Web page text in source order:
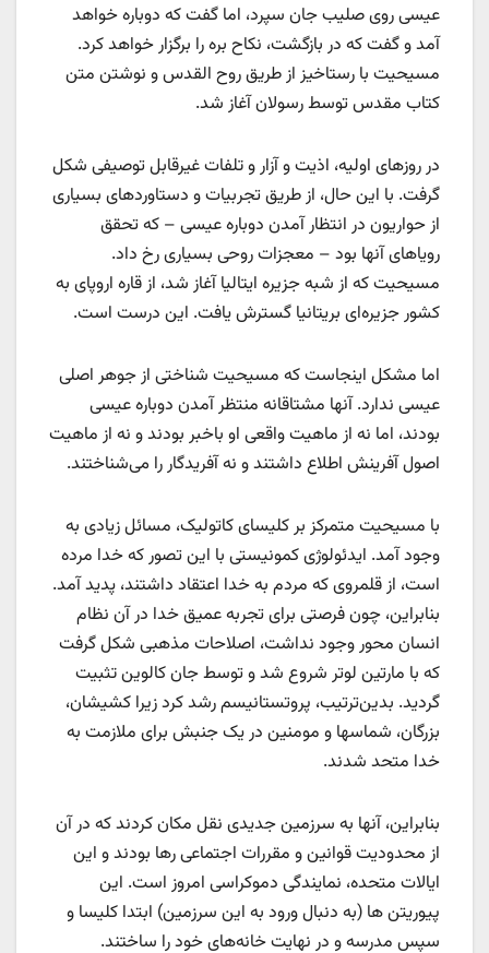
عیسی روی صلیب جان سپرد، اما گفت که دوباره خواهد
آمد و گفت که در بازگشت، نکاح بره را برگزار خواهد کرد.
مسیحیت با رستاخیز از طریق روح القدس و نوشتن متن
کتاب مقدس توسط رسولان آغاز شد.
در روزهای اولیه، اذیت و آزار و تلفات غیرقابل توصیفی شکل
گرفت. با این حال، از طریق تجربیات و دستاوردهای بسیاری
از حواریون در انتظار آمدن دوباره عیسی – که تحقق
رویاهای آنها بود – معجزات روحی بسیاری رخ داد.
مسیحیت که از شبه جزیره ایتالیا آغاز شد، از قاره اروپای به
کشور جزیره‌ای بریتانیا گسترش یافت. این درست است.
اما مشکل اینجاست که مسیحیت شناختی از جوهر اصلی
عیسی ندارد. آنها مشتاقانه منتظر آمدن دوباره عیسی
بودند، اما نه از ماهیت واقعی او باخبر بودند و نه از ماهیت
اصول آفرینش اطلاع داشتند و نه آفریدگار را می‌شناختند.
با مسیحیت متمرکز بر کلیسای کاتولیک، مسائل زیادی به
وجود آمد. ایدئولوژی کمونیستی با این تصور که خدا مرده
است، از قلمروی که مردم به خدا اعتقاد داشتند، پدید آمد.
بنابراین، چون فرصتی برای تجربه عمیق خدا در آن نظام
انسان محور وجود نداشت، اصلاحات مذهبی شکل گرفت
که با مارتین لوتر شروع شد و توسط جان کالوین تثبیت
گردید. بدین‌ترتیب، پروتستانیسم رشد کرد زیرا کشیشان،
بزرگان، شماسها و مومنین در یک جنبش برای ملازمت به
خدا متحد شدند.
بنابراین، آنها به سرزمین جدیدی نقل مکان کردند که در آن
از محدودیت قوانین و مقررات اجتماعی رها بودند و این
ایالات متحده، نمایندگی دموکراسی امروز است. این
پیوریتن ها (به دنبال ورود به این سرزمین) ابتدا کلیسا و
سپس مدرسه و در نهایت خانه‌های خود را ساختند.